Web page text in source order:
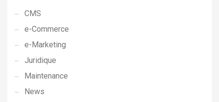
CMS
e-Commerce
e-Marketing
Juridique
Maintenance
News